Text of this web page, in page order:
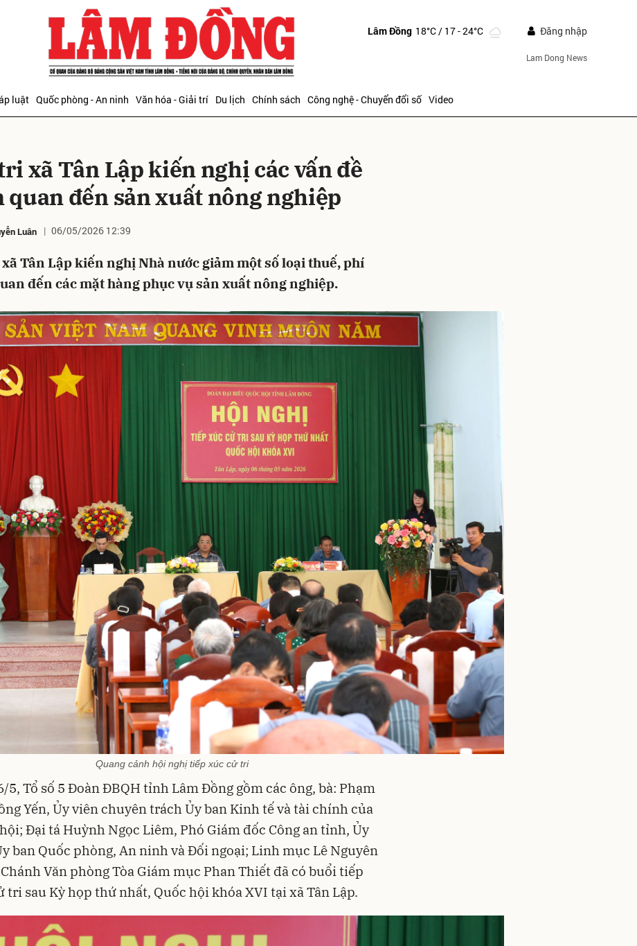
Lâm Đồng 18°C/ 17 - 24°C Đăng nhập
Lam Dong News
luật Quốc phòng - An ninh Văn hóa - Giải trí Du lịch Chính sách Công nghệ - Chuyển đổi số Video
xã Tân Lập kiến nghị các vấn đề
quan đến sản xuất nông nghiệp
Luân 06/05/2026 12:39
Tân Lập kiến nghị Nhà nước giảm một số loại thuế, phí
đến các mặt hàng phục vụ sản xuất nông nghiệp.
Quang cảnh hội nghị tiếp xúc cử tri
5, Tổ số 5 Đoàn ĐBQH tỉnh Lâm Đồng gồm các ông, bà: Phạm
Yến, Ủy viên chuyên trách Ủy ban Kinh tế và tài chính của
Đại tá Huỳnh Ngọc Liêm, Phó Giám đốc Công an tỉnh, Ủy
ban Quốc phòng, An ninh và Đối ngoại; Linh mục Lê Nguyên
Văn phòng Tòa Giám mục Phan Thiết đã có buổi tiếp
tri sau Kỳ họp thứ nhất, Quốc hội khóa XVI tại xã Tân Lập.
bình luận